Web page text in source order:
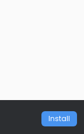
Install